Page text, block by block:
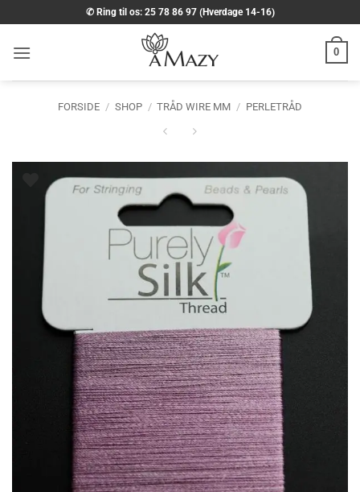
til
indhold
✆ Ring til os: 25 78 86 97 (Hverdage 14-16)
0
FORSIDE / SHOP / TRÅD WIRE MM / PERLETRÅD